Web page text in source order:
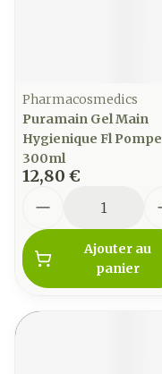
Pharmacosmedics
Puramain Gel Main
Hygienique Fl Pompe
300ml
12,80 €
Ajouter au
panier